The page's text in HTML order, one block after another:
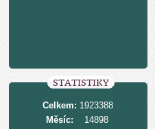
STATISTIKY
Celkem: 1923388
Měsíc:
14898